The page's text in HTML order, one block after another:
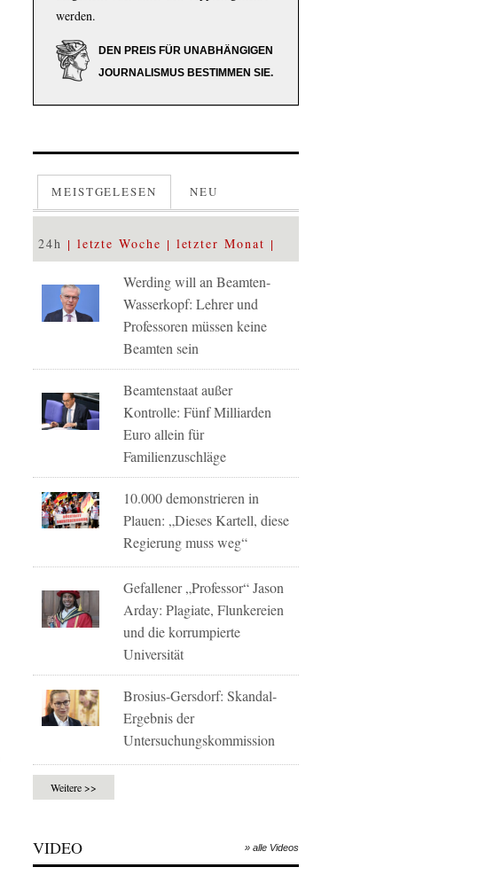
werden.
DEN PREIS FÜR UNABHÄNGIGEN
JOURNALISMUS BESTIMMEN SIE.
MEISTGELESEN NEU
24h letzte Woche letzter Monat
Werding will an Beamten-
Wasserkopf: Lehrer und
Professoren müssen keine
Beamten sein
Beamtenstaat außer
Kontrolle: Fünf Milliarden
Euro allein für
Familienzuschläge
10.000 demonstrieren in
Plauen: „Dieses Kartell, diese
Regierung muss weg“
Gefallener „Professor“ Jason
Arday: Plagiate, Flunkereien
und die korrumpierte
Universität
Brosius-Gersdorf: Skandal-
Ergebnis der
Untersuchungskommission
Weitere >>
VIDEO » alle Videos